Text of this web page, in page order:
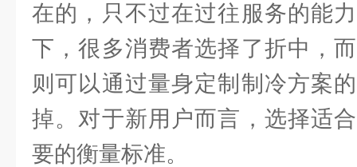
在的，只不过在过往服务的能
下，很多消费者选择了折中，
则可以通过量身定制制冷方案
掉。对于新用户而言，选择适
要的衡量标准。